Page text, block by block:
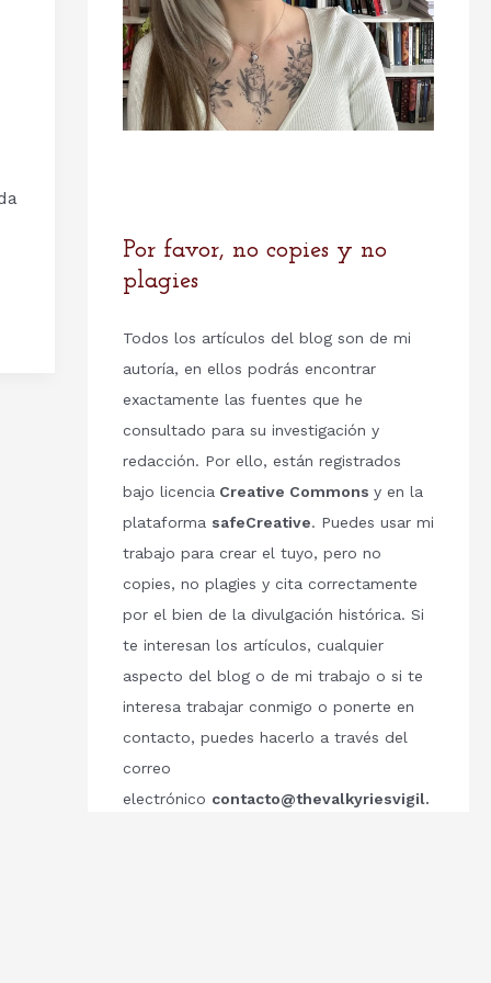
Por favor, no copies y no
plagies
Todos los artículos del blog son de mi
autoría, en ellos podrás encontrar
exactamente las fuentes que he
consultado para su investigación y
redacción. Por ello, están registrados
bajo licencia Creative Commons y en la
plataforma safeCreative. Puedes usar mi
trabajo para crear el tuyo, pero no
copies, no plagies y cita correctamente
por el bien de la divulgación histórica. Si
te interesan los artículos, cualquier
aspecto del blog o de mi trabajo o si te
interesa trabajar conmigo o ponerte en
contacto, puedes hacerlo a través del
correo
electrónico contacto@thevalkyriesvigil.